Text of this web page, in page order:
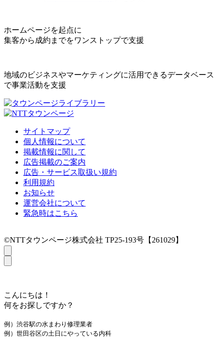
ホームページを起点に
集客から成約までをワンストップで支援
地域のビジネスやマーケティングに活用できるデータベース
で事業活動を支援
サイトマップ
個人情報について
掲載情報に関して
広告掲載のご案内
広告・サービス取扱い規約
利用規約
お知らせ
運営会社について
緊急時はこちら
©NTTタウンページ株式会社 TP25-193号【261029】
こんにちは！
何をお探しですか？
例）渋谷駅の水まわり修理業者
例）世田谷区の土日にやっている内科